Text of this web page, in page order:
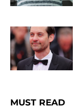
MUST READ